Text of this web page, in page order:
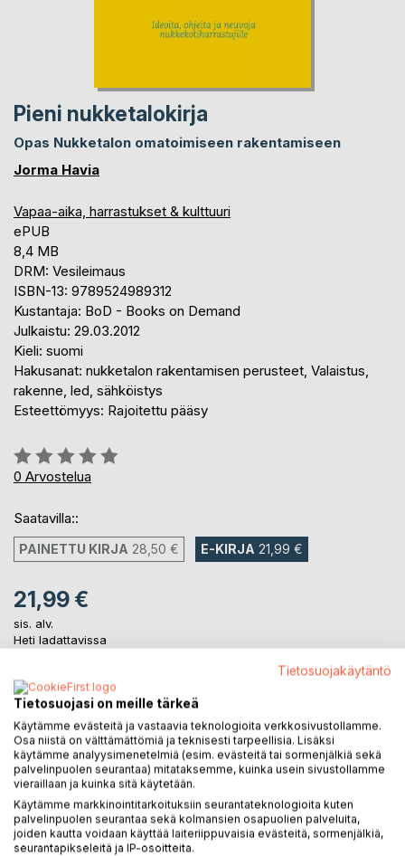
Pieni nukketalokirja
Opas Nukketalon omatoimiseen rakentamiseen
Jorma Havia
Vapaa-aika, harrastukset & kulttuuri
ePUB
8,4 MB
DRM: Vesileimaus
ISBN-13: 9789524989312
Kustantaja: BoD - Books on Demand
Julkaistu: 29.03.2012
Kieli: suomi
Hakusanat: nukketalon rakentamisen perusteet, Valaistus,
rakenne, led, sähköistys
Esteettömyys: Rajoitettu pääsy
Arvostelu::
0%
0 Arvostelua
Saatavilla::
PAINETTU KIRJA 28,50 € E-KIRJA 21,99 €
21,99 €
sis. alv.
Heti ladattavissa
LISÄÄ OSTOSKORIIN
Lisää muistilistalle
Arvostele tuote
Tietosuojakäytäntö
Tietosuojasi on meille tärkeä
Käytämme evästeitä ja vastaavia teknologioita verkkosivustollamme.
Osa niistä on välttämättömiä ja teknisesti tarpeellisia. Lisäksi
käytämme analyysimenetelmiä (esim. evästeitä tai sormenjälkiä sekä
palvelinpuolen seurantaa) mitataksemme, kuinka usein sivustollamme
vieraillaan ja kuinka sitä käytetään.
Käytämme markkinointitarkoituksiin seurantateknologioita kuten
palvelinpuolen seurantaa sekä kolmansien osapuolien palveluita,
joiden kautta voidaan käyttää laiteriippuvaisia evästeitä, sormenjälkiä,
seurantapikseleitä ja IP-osoitteita.